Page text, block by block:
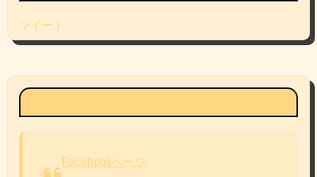
ツイート
Facebookページ